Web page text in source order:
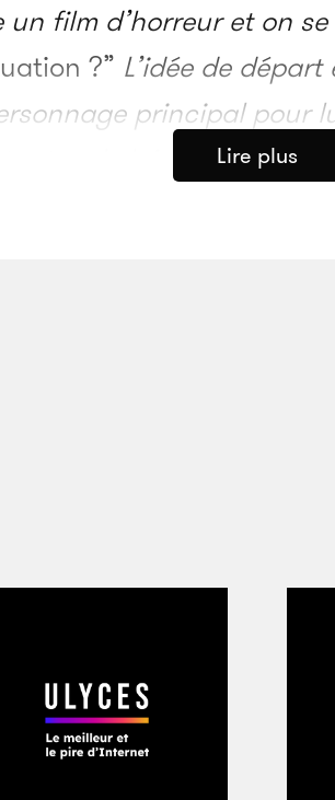
film d’horreur et on
?” L’idée de
principal pour
tout en le laissant agir à
consiste avant
la tête pour
celui de nous
Lire plus